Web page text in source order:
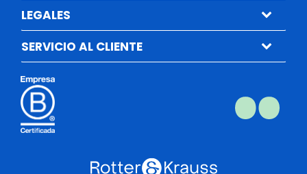
LEGALES
SERVICIO AL CLIENTE